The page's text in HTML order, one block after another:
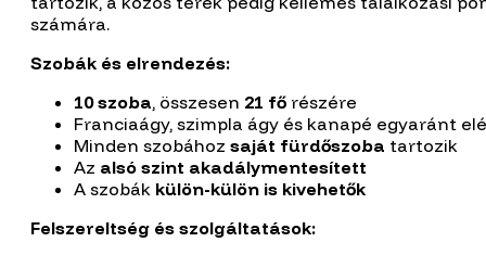
számára.
Szobák és elrendezés:
10 szoba, összesen 21 fő részére
Franciaágy, szimpla ágy és kanapé egyaránt
Minden szobához saját fürdőszoba tartozik
Az alsó szint akadálymentesített
A szobák külön-külön is kivehetők
Felszereltség és szolgáltatások: